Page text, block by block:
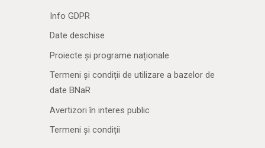
Info GDPR
Date deschise
Proiecte și programe naționale
Termeni și condiții de utilizare a bazelor de
date BNaR
Avertizori în interes public
Termeni și condiții